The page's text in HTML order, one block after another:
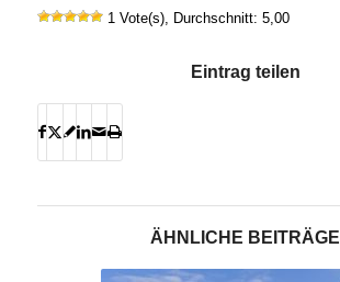
1 Vote(s), Durchschnitt: 5,00
Eintrag teilen
ÄHNLICHE BEITRÄGE